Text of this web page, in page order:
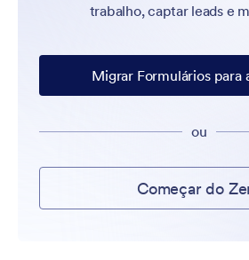
trabalho, captar leads e
Migrar Formulários para
ou
Começar do